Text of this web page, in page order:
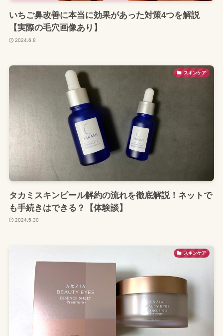
いちご鼻改善に本当に効果があった対策4つを解説
【実際の毛穴画像あり】
2024.6.8
スキンケア
タカミスキンピール解約の流れを徹底解説！ネットで
も手続きはできる？【体験談】
2024.5.30
スキンケア